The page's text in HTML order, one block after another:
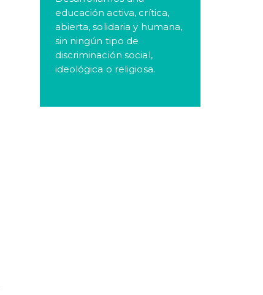
educación activa, crítica,
abierta, solidaria y humana,
sin ningún tipo de
discriminación social,
ideológica o religiosa.